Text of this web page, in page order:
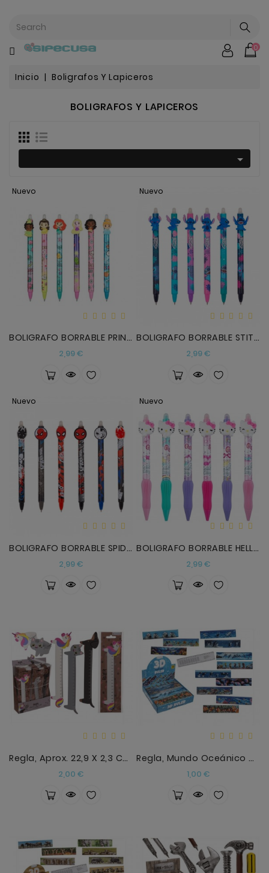
Mochilas
Escolar
Stitch |
Harley..
Harry
Potter
&
Stranger
Things
Anekke
0
Inicio Boligrafos Y Lapiceros
BOLIGRAFOS Y LAPICEROS

Nuevo
BOLIGRAFO BORRABLE PRINCESAS DISNEY
2,99 €Precio
Nuevo
BOLIGRAFO BORRABLE STITCH BLUE
2,99 €Precio
Nuevo
BOLIGRAFO BORRABLE SPIDER-MAN
2,99 €Precio
Nuevo
BOLIGRAFO BORRABLE HELLO KITTY WHIKERS
2,99 €Precio
Regla, Aprox. 22,9 X 2,3 Cm,
2,00 €Precio
Regla, Mundo Oceánico Con Las Tablas
1,00 €Precio